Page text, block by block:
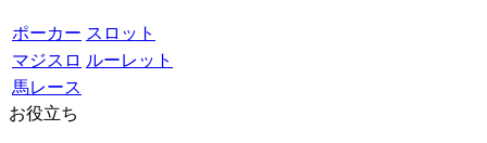
ポーカー スロット
マジスロ ルーレット
馬レース
お役立ち